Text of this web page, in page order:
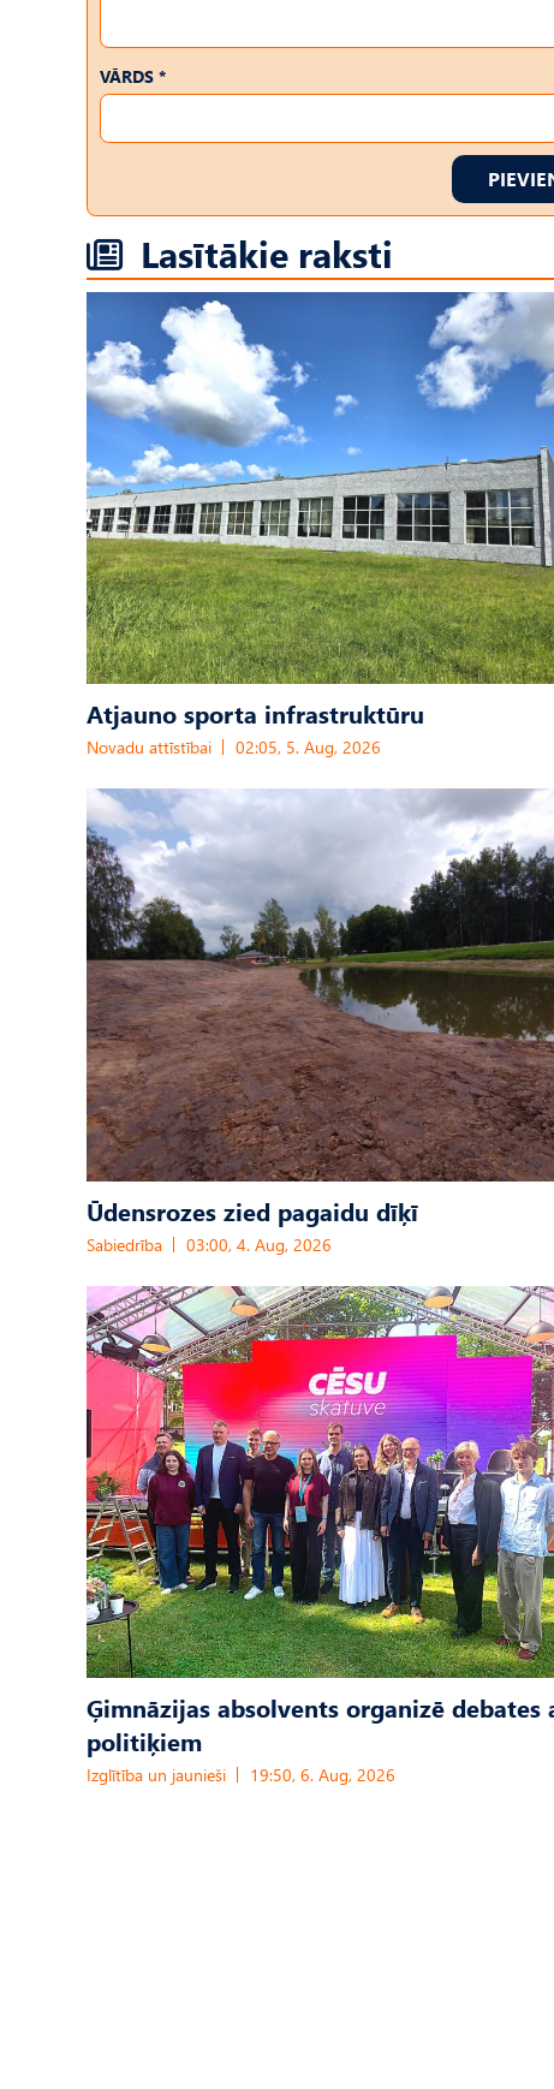
VĀRDS *
Lasītākie raksti
Atjauno sporta infrastruktūru
Novadu attīstībai 02:05, 5. Aug, 2026
Ūdensrozes zied pagaidu dīķī
Sabiedrība 03:00, 4. Aug, 2026
Ģimnāzijas absolvents organizē debates
politiķiem
Izglītība un jaunieši 19:50, 6. Aug, 2026